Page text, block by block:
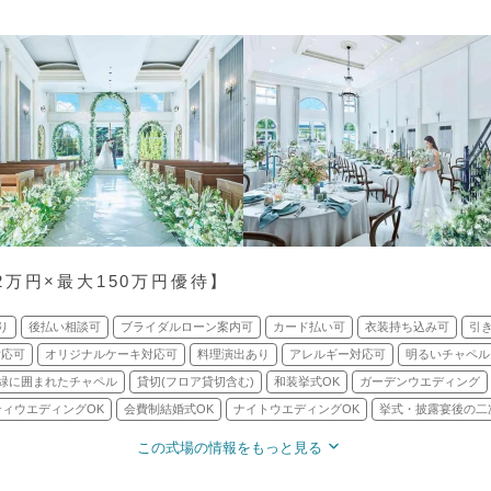
円×最大150万円優待】
後払い相談可 ブライダルローン案内可 カード払い可 衣装持ち込み可 引
可 オリジナルケーキ対応可 料理演出あり アレルギー対応可 明るいチャペ
に囲まれたチャペル 貸切(フロア貸切含む) 和装挙式OK ガーデンウエディング
ウエディングOK 会費制結婚式OK ナイトウエディングOK 挙式・披露宴後の二
この式場の情報をもっと見る